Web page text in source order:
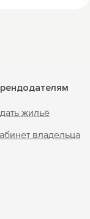
жильё
владельца